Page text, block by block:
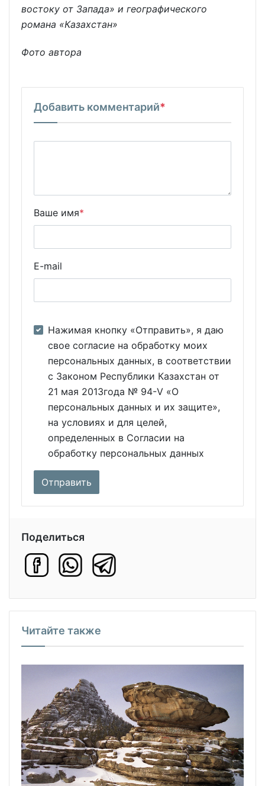
востоку от Запада» и географического
романа «Казахстан»
Фото автора
Добавить комментарий*
Ваше имя*
E-mail
Нажимая кнопку «Отправить», я даю
свое согласие на обработку моих
персональных данных, в соответствии
с Законом Республики Казахстан от
21 мая 2013года № 94-V «О
персональных данных и их защите»,
на условиях и для целей,
определенных в Согласии на
обработку персональных данных
Поделиться
Читайте также